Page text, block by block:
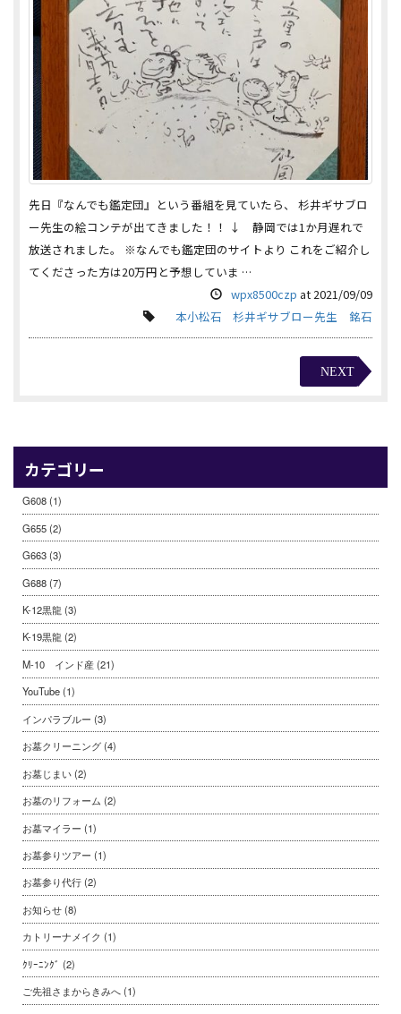
先日『なんでも鑑定団』という番組を見ていたら、 杉井ギサブロ
ー先生の絵コンテが出てきました！！ ↓ 静岡では1か月遅れで
放送されました。 ※なんでも鑑定団のサイトより これをご紹介し
てくださった方は20万円と予想していま …
wpx8500czp at2021/09/09
本小松石
杉井ギサブロー先生 銘石
NEXT
カテゴリー
G608(1)
G655(2)
G663(3)
G688(7)
K-12黒龍 (3)
K-19黒龍(2)
M-10 インド産(21)
YouTube(1)
インパラブルー (3)
お墓クリーニング(4)
お墓じまい(2)
お墓のリフォーム (2)
お墓マイラー (1)
お墓参りツアー (1)
お墓参り代行(2)
お知らせ(8)
カトリーナメイク (1)
ｸﾘｰﾆﾝｸﾞ (2)
ご先祖さまからきみへ(1)